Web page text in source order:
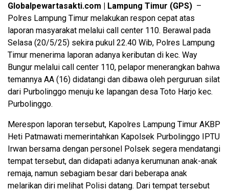
Globalpewartasakti.com | Lampung Timur (GPS) –
Polres Lampung Timur melakukan respon cepat atas
laporan masyarakat melalui call center 110. Berawal pada
Selasa (20/5/25) sekira pukul 22.40 Wib, Polres Lampung
Timur menerima laporan adanya keributan di kec. Way
Bungur melalui call center 110, pelapor menerangkan bahwa
temannya AA (16) didatangi dan dibawa oleh perguruan silat
dari Purbolinggo menuju ke lapangan desa Toto Harjo kec.
Purbolinggo.
Merespon laporan tersebut, Kapolres Lampung Timur AKBP
Heti Patmawati memerintahkan Kapolsek Purbolinggo IPTU
Irwan bersama dengan personel Polsek segera mendatangi
tempat tersebut, dan didapati adanya kerumunan anak-anak
remaja, namun sebagiam besar dari beberapa anak
melarikan diri melihat Polisi datang. Dari tempat tersebut